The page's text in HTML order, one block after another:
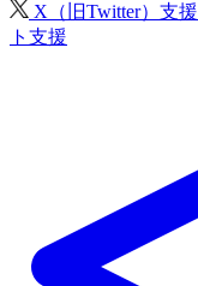
X（旧Twitter）支援
ト支援